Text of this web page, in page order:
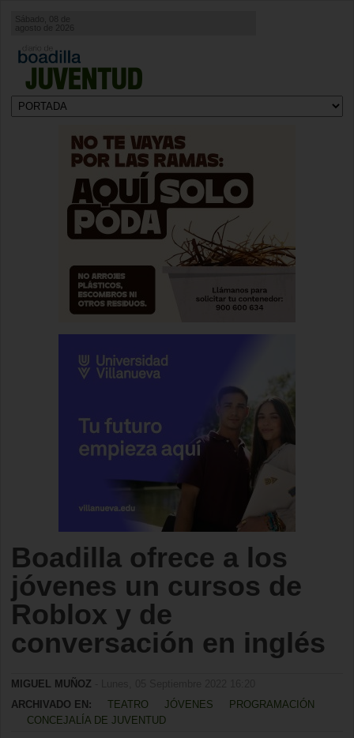
JUVENTUD
Sábado, 08 de
agosto de 2026
Boadilla ofrece a los
jóvenes un cursos de
Roblox y de
conversación en inglés
MIGUEL MUÑOZ
ARCHIVADO EN:
TEATRO JÓVENES
PROGRAMACIÓN
CONCEJALÍA DE JUVENTUD